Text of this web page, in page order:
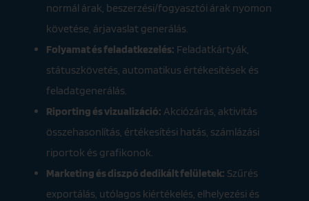
normál árak, beszerzési/fogyasztói árak nyomon
követése, árjavaslat generálás.
Folyamat és feladatkezelés: Feladatkártyák,
státuszkövetés, automatikus értékesítések és
feladatgenerálás.
Riporting és vizualizáció: Akciózárás, aktivitás
összehasonlítás, értékesítési hatás, számlázási
riportok és grafikonok.
Marketing és diszpó dedikált felületek: Szűrés
exportálás, utólagos kiértékelés, elhelyezési és